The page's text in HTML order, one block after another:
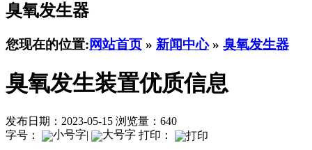
臭氧发生器
您现在的位置:网站首页 » 新闻中心» 臭氧发生器
臭氧发生装置优质信息
发布日期：2023-05-15 浏览量：640
字号：
| 打印：